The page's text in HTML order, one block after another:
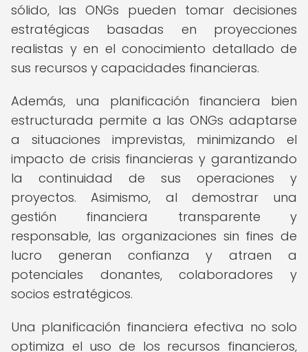
sólido, las ONGs pueden tomar decisiones
estratégicas basadas en proyecciones
realistas y en el conocimiento detallado de
sus recursos y capacidades financieras.
Además, una planificación financiera bien
estructurada permite a las ONGs adaptarse
a situaciones imprevistas, minimizando el
impacto de crisis financieras y garantizando
la continuidad de sus operaciones y
proyectos. Asimismo, al demostrar una
gestión financiera transparente y
responsable, las organizaciones sin fines de
lucro generan confianza y atraen a
potenciales donantes, colaboradores y
socios estratégicos.
Una planificación financiera efectiva no solo
optimiza el uso de los recursos financieros,